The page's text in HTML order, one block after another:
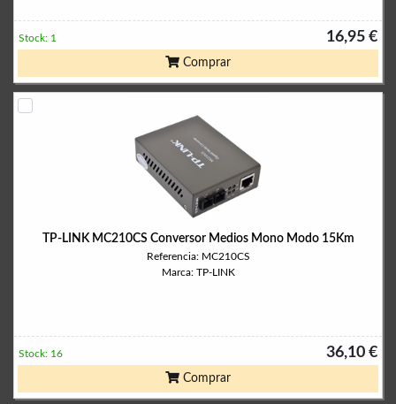
16,95 €
Stock: 1
Comprar
TP-LINK MC210CS Conversor Medios Mono Modo 15Km
Referencia: MC210CS
Marca: TP-LINK
36,10 €
Stock: 16
Comprar